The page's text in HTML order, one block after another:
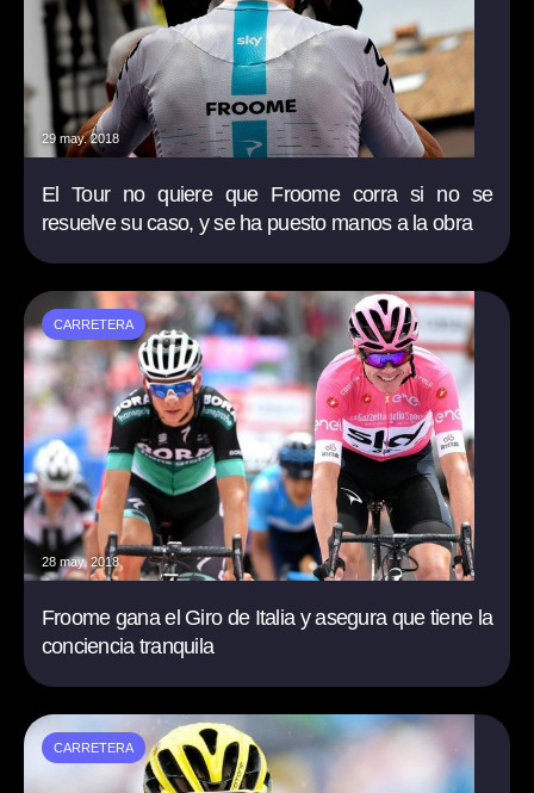
29 may. 2018
El Tour no quiere que Froome corra si no se
resuelve su caso, y se ha puesto manos a la obra
CARRETERA
28 may. 2018
Froome gana el Giro de Italia y asegura que tiene la
conciencia tranquila
CARRETERA